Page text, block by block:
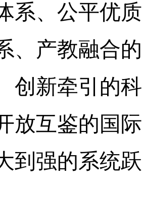
系、公平优
、产教融合
创新牵引的
放互鉴的国
到强的系统